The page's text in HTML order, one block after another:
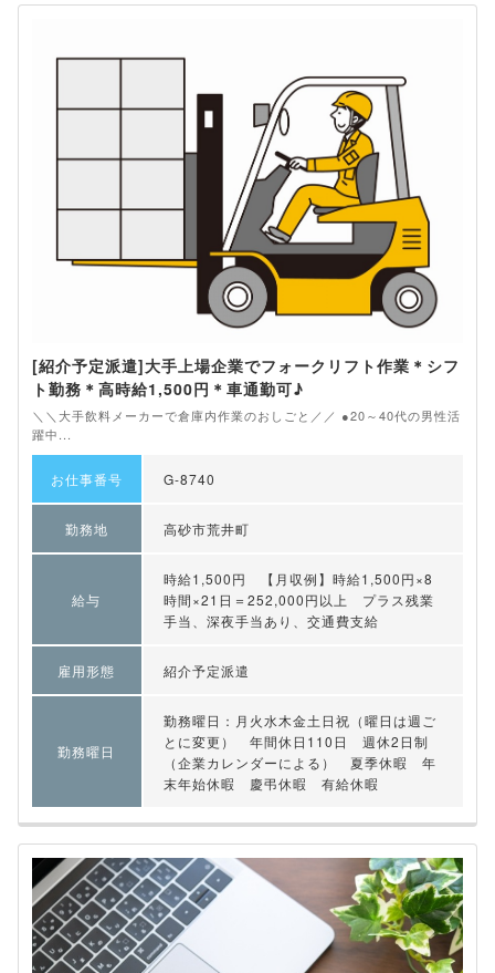
[紹介予定派遣]大手上場企業でフォークリフト作業＊シフ
ト勤務＊高時給1,500円＊車通勤可♪
＼＼大手飲料メーカーで倉庫内作業のおしごと／／ ●20～40代の男性活
躍中...
お仕事番号 G-8740
勤務地 高砂市荒井町
給与
時給1,500円 【月収例】時給1,500円×8
時間×21日＝252,000円以上 プラス残業
手当、深夜手当あり、交通費支給
雇用形態 紹介予定派遣
勤務曜日
勤務曜日：月火水木金土日祝（曜日は週ご
とに変更） 年間休日110日 週休2日制
（企業カレンダーによる） 夏季休暇 年
末年始休暇 慶弔休暇 有給休暇